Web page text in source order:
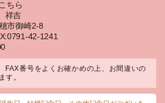
ちら
祥吉
市御崎2-8
42-1241
FAX番号をよくお確かめの上、お間違いの
す。